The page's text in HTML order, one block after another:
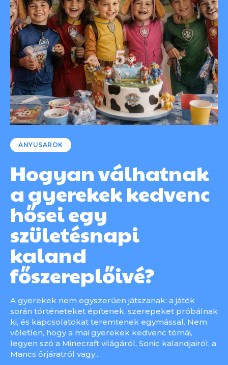
ANYUSAROK
Hogyan válhatnak
a gyerekek kedvenc
hősei egy
születésnapi
kaland
főszereplőivé?
A gyerekek nem egyszerűen játszanak: a játék
során történeteket építenek, szerepeket próbálnak
ki, és kapcsolatokat teremtenek egymással. Nem
véletlen, hogy a mai gyerekek kedvenc témái,
legyen szó a Minecraft világáról, Sonic kalandjairól, a
Mancs őrjáratról vagy...